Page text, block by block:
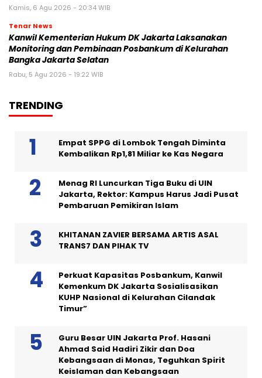
Kamis, 6 Agu 2026 - 20:34 WIB
Tenar News
Kanwil Kementerian Hukum DK Jakarta Laksanakan
Monitoring dan Pembinaan Posbankum di Kelurahan
Bangka Jakarta Selatan
Rabu, 5 Agu 2026 - 19:22 WIB
TRENDING
Empat SPPG di Lombok Tengah Diminta
Kembalikan Rp1,81 Miliar ke Kas Negara
Menag RI Luncurkan Tiga Buku di UIN
Jakarta, Rektor: Kampus Harus Jadi Pusat
Pembaruan Pemikiran Islam
KHITANAN ZAVIER BERSAMA ARTIS ASAL
TRANS7 DAN PIHAK TV
Perkuat Kapasitas Posbankum, Kanwil
Kemenkum DK Jakarta Sosialisasikan
KUHP Nasional di Kelurahan Cilandak
Timur”
Guru Besar UIN Jakarta Prof. Hasani
Ahmad Said Hadiri Zikir dan Doa
Kebangsaan di Monas, Teguhkan Spirit
Keislaman dan Kebangsaan